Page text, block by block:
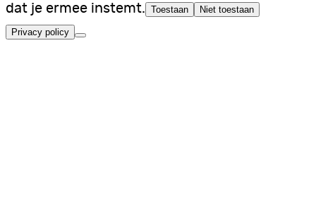
dat je ermee instemt. Toestaan Niet toestaan
Privacy policy